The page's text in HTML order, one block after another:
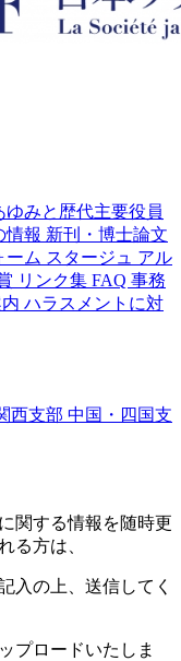
ゆみと歴代主要役員
情報 新刊・博士論文
ーム スタージュ アル
リンク集 FAQ 事務
ハラスメントに対
西支部 中国・四国支
関する情報を随時更
る方は、
入の上、送信してく
プロードいたしま